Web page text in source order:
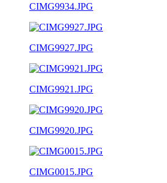
CIMG9934.JPG
CIMG9927.JPG
CIMG9921.JPG
CIMG9920.JPG
CIMG0015.JPG